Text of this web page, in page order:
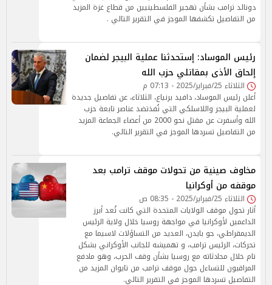
دونالد ترامب بشأن تهجير الفلسطينيين من قطاع غزة المزيد
من التفاصيل تكشفها الموجز في التقرير التالي .
رئيس الموساد: إستحدثنا عملية البيجر لضمان
إلحاق الأذى بمقاتلي حزب الله
الثلاثاء 25/فبراير/2025 - 07:13 م
أعلن رئيس الموساد، دافيد برنياع، الثلاثاء، عن تفاصيل جديدة
لعملية البيجر واللاسلكي التي نُفذتضد عناصر تابعة حزب
الله وأسفرت عن مقتل نحو 2000 من أعضاء الجماعة المزيد
من التفاصيل تسردها الموجز في التقرير التالي.
مخاوف صينية من تحولات موقف ترامب بعد
موقفه من أوكرانيا
الثلاثاء 25/فبراير/2025 - 08:35 ص
أثار تحول موقف الولايات المتحدة التي كانت تُعد أبرز
الداعمين لأوكرانيا في مواجهة روسيا خلال ولاية الرئيس
الديمقراطي، جو بايدن، العديد من التساؤلات لاسيما مع
تحركات، الرئيس ترامب، و تهميشه للجانب الأوكراني بشكل
تام خلال محادثاته مع روسيا بشأن وقف الحرب، وهو مادفع
المراقبون للتساءل حول موقف ترامب من تايوان المزيد من
التفاصيل تسردها الموجز في التقرير التالي.